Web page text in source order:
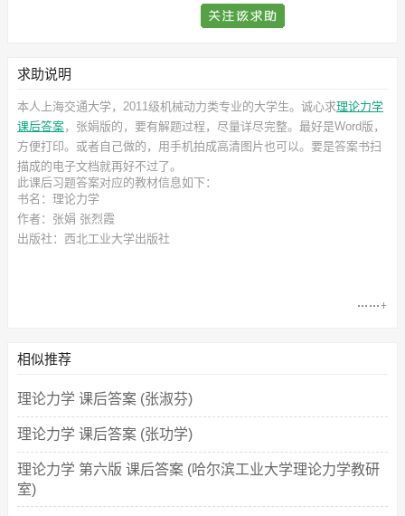
求助说明
本人上海交通大学，2011级机械动力类专业的大学生。诚心求理论力学
课后答案，张娟版的，要有解题过程，尽量详尽完整。最好是Word版，
方便打印。或者自己做的，用手机拍成高清图片也可以。要是答案书扫
描成的电子文档就再好不过了。
此课后习题答案对应的教材信息如下：
书名：理论力学
作者：张娟 张烈霞
出版社：西北工业大学出版社
相似推荐
理论力学 课后答案 (张淑芬)
理论力学 课后答案 (张功学)
理论力学 第六版 课后答案 (哈尔滨工业大学理论力学教研
室)